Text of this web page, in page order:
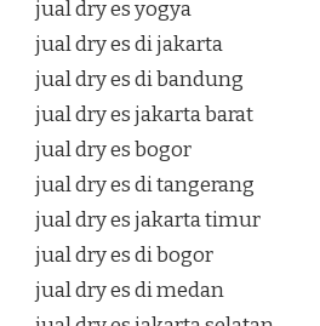
jual dry es yogya
jual dry es di jakarta
jual dry es di bandung
jual dry es jakarta barat
jual dry es bogor
jual dry es di tangerang
jual dry es jakarta timur
jual dry es di bogor
jual dry es di medan